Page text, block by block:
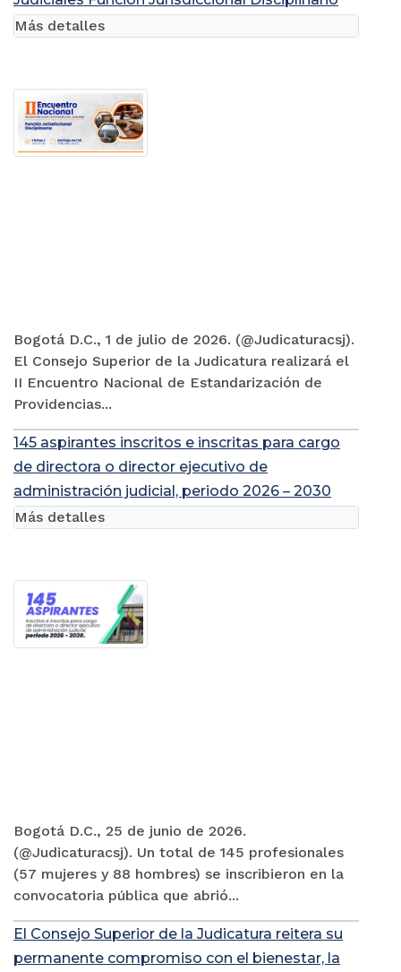
Bogotá D.C., 1 de julio de 2026. (@Judicaturacsj).
El Consejo Superior de la Judicatura realizará el
II Encuentro Nacional de Estandarización de
Providencias...
Más detalles
145 aspirantes inscritos e inscritas para cargo
de directora o director ejecutivo de
administración judicial, periodo 2026 – 2030
Bogotá D.C., 25 de junio de 2026.
(@Judicaturacsj). Un total de 145 profesionales
(57 mujeres y 88 hombres) se inscribieron en la
convocatoria pública que abrió...
Más detalles
El Consejo Superior de la Judicatura reitera su
permanente compromiso con el bienestar, la